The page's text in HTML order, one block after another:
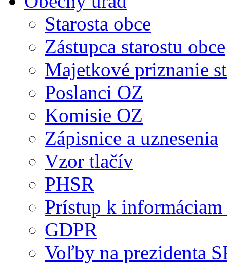
Starosta obce
Zástupca starostu obce
Majetkové priznanie
Poslanci OZ
Komisie OZ
Zápisnice a uznesenia
Vzor tlačív
PHSR
Prístup k
GDPR
Voľby na prezidenta